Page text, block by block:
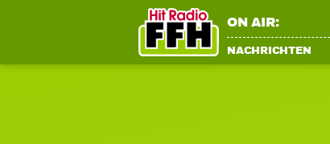
ON AIR:
NACHRICHTEN